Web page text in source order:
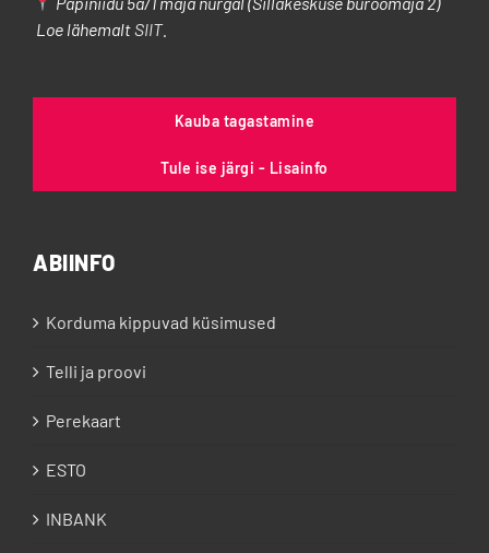
Loe lähemaltSIIT.
Kauba tagastamine
Tule ise järgi - Lisainfo
ABIINFO
Korduma kippuvad küsimused
Telli ja proovi
Perekaart
ESTO
INBANK